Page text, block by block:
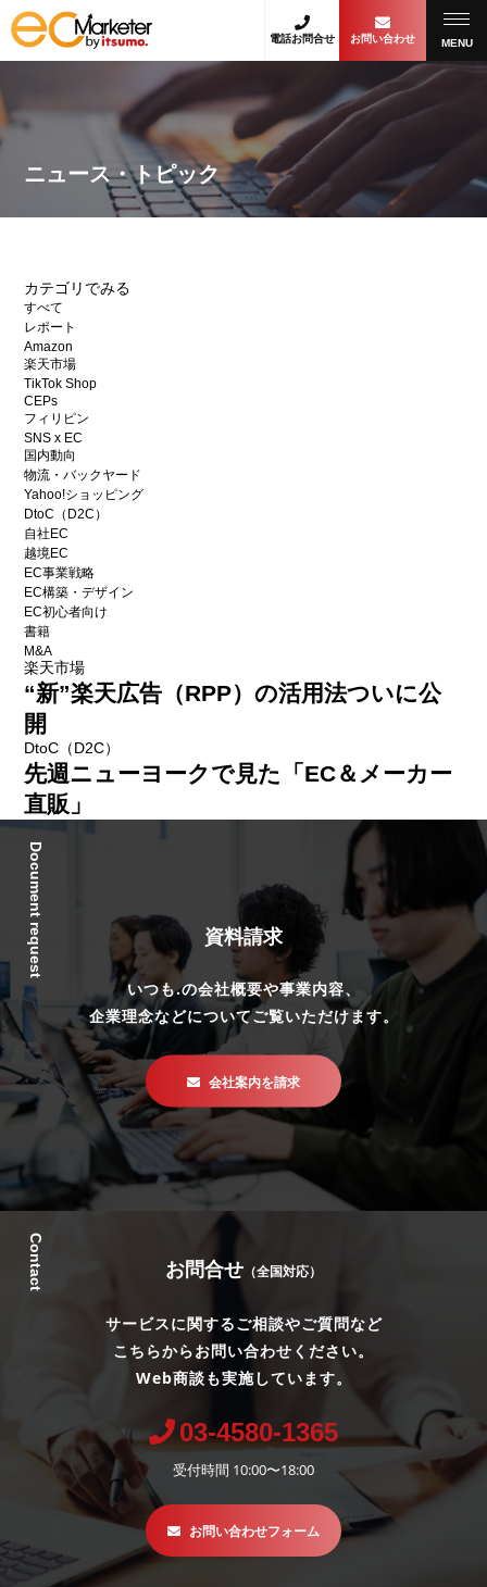
電話お問合せ お問い合わせ MENU
ニュース・トピック
カテゴリでみる
すべて
レポート
Amazon
楽天市場
TikTok Shop
CEPs
フィリピン
SNS x EC
国内動向
物流・バックヤード
Yahoo!ショッピング
DtoC（D2C）
自社EC
越境EC
EC事業戦略
EC構築・デザイン
EC初心者向け
書籍
M&A
楽天市場
“新”楽天広告（RPP）の活用法ついに公
開
DtoC（D2C）
先週ニューヨークで見た「EC＆メーカー
直販」
Document request 資料請求
いつも.の会社概要や事業内容、
企業理念などについてご覧いただけます。
会社案内を請求
Contact お問合せ （全国対応）
サービスに関するご相談やご質問など
こちらからお問い合わせください。
Web商談も実施しています。
03-4580-1365
受付時間 10:00〜18:00
お問い合わせフォーム